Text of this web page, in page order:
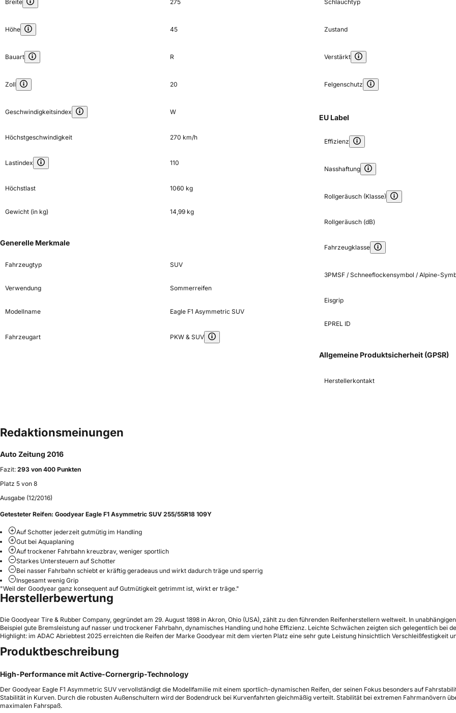
Breite 275
Höhe 45
Bauart R
Zoll 20
Geschwindigkeitsindex W
Höchstgeschwindigkeit 270 km/h
Lastindex 110
Höchstlast 1060 kg
Gewicht (in kg) 14,99 kg
Generelle Merkmale
Fahrzeugtyp SUV
Verwendung Sommerreifen
Modellname Eagle F1 Asymmetric SUV
Fahrzeugart PKW & SUV
Schlauchtyp
Zustand
Verstärkt
Felgenschutz
EU Label
Effizienz
Nasshaftung
Rollgeräusch (Klasse)
Rollgeräusch (dB)
Fahrzeugklasse
3PMSF / Schneeflockensymbol / Alpine-
Eisgrip
EPREL ID
Allgemeine Produktsicherheit (GPSR)
Herstellerkontakt
Redaktionsmeinungen
Auto Zeitung 2016
Fazit: 293 von 400 Punkten
Platz 5 von 8
Ausgabe (12/2016)
Getesteter Reifen: Goodyear Eagle F1 Asymmetric SUV 255/55R18 109Y
Auf Schotter jederzeit gutmütig im Handling
Gut bei Aquaplaning
Auf trockener Fahrbahn kreuzbrav, weniger sportlich
Starkes Untersteuern auf Schotter
Bei nasser Fahrbahn schiebt er kräftig geradeaus und wirkt dadurch träge und sperrig
Insgesamt wenig Grip
"Weil der Goodyear ganz konsequent auf Gutmütigkeit getrimmt ist, wirkt er träge."
Herstellerbewertung
Die Goodyear Tire & Rubber Company, gegründet am 29. August 1898 in Akron, Ohio (USA), zählt zu den führenden Reifenherstellern weltweit. In
Beispiel gute Bremsleistung auf nasser und trockener Fahrbahn, dynamisches Handling und hohe Effizienz. Leichte Schwächen zeigten sich gelegentlich bei
Highlight: im ADAC Abriebtest 2025 erreichten die Reifen der Marke Goodyear mit dem vierten Platz eine sehr gute Leistung hinsichtlich Verschleißfestigkeit
Produktbeschreibung
High-Performance mit Active-Cornergrip-Technology
Der Goodyear Eagle F1 Asymmetric SUV vervollständigt die Modellfamilie mit einem sportlich-dynamischen Reifen, der seinen Fokus besonders auf
Stabilität in Kurven. Durch die robusten Außenschultern wird der Bodendruck bei Kurvenfahrten gleichmäßig verteilt. Stabilität bei extremen Fahrmanövern
maximalen Fahrspaß.